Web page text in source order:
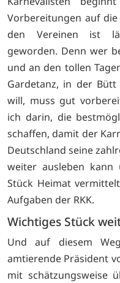
Vorbereitungen auf
den Vereinen ist
geworden. Denn wer
und an den tollen
Gardetanz, in der
will, muss gut
ich darin, die
schaffen, damit der
Deutschland seine
weiter ausleben
Stück Heimat
Aufgaben der RKK.
Wichtiges Stück
Und auf diesem
amtierende Präsident
mit schätzungsweise